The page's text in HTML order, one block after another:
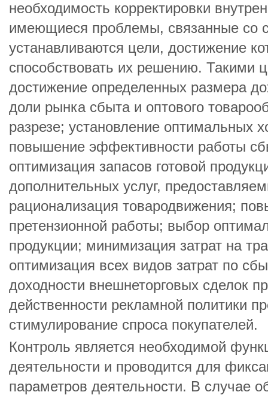
необходимость корректировки
имеющиеся проблемы, связанные со
устанавливаются цели, достижение
способствовать их решению. Такими
достижение определенных размера
доли рынка сбыта и оптового
разрезе; установление оптимальных
повышение эффективности работы
оптимизация запасов готовой
дополнительных услуг,
рационализация товародвижения;
претензионной работы; выбор
продукции; минимизация затрат на
оптимизация всех видов затрат по
доходности внешнеторговых сделок
действенности рекламной политики
стимулирование спроса покупателей.
Контроль является необходимой
деятельности и проводится для
параметров деятельности. В случае